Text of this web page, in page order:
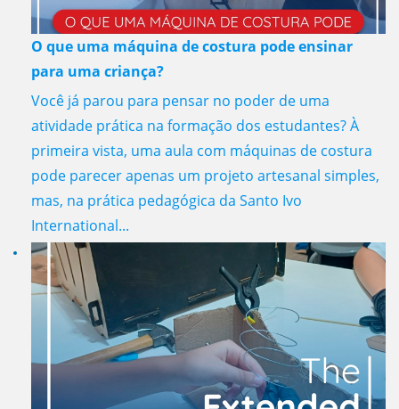
O que uma máquina de costura pode ensinar
para uma criança?
Você já parou para pensar no poder de uma
atividade prática na formação dos estudantes? À
primeira vista, uma aula com máquinas de costura
pode parecer apenas um projeto artesanal simples,
mas, na prática pedagógica da Santo Ivo
International...